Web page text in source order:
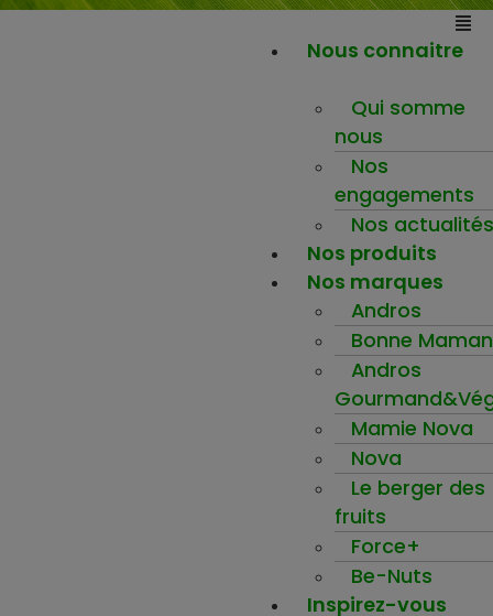
Nous connaitre
Qui somme
nous
Nos
engagements
Nos actualités
Nos produits
Nos marques
Andros
Bonne Maman
Andros
Mamie Nova
Nova
Le berger des
fruits
Force+
Be-Nuts
Inspirez-vous